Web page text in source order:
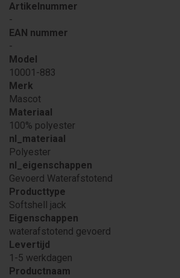
Artikelnummer
-
EAN nummer
-
Model
10001-883
Merk
Mascot
Materiaal
100% polyester
nl_materiaal
Polyester
nl_eigenschappen
Gevoerd Waterafstotend
Producttype
Softshell jack
Eigenschappen
waterafstotend gevoerd
Levertijd
1-5 werkdagen
Productnaam